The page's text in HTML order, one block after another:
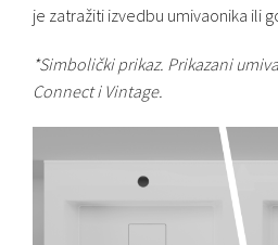
je zatražiti izvedbu umivaonika ili
*Simbolički prikaz. Prikazani
Connect i Vintage.